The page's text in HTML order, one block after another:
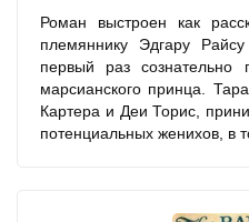
Роман выстроен как
племяннику Эдгару
первый раз
марсианского принца.
Картера и Деи Торис,
потенциальных женихов, в